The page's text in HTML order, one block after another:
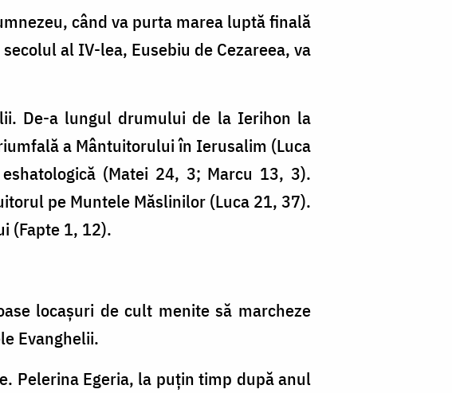
când va purta marea luptă finală
al IV-lea, Eusebiu de Cezareea, va
De-a lungul drumului de la Ierihon la
a Mântuitorului în Ierusalim (Luca
(Matei 24, 3; Marcu 13, 3).
pe Muntele Măslinilor (Luca 21, 37).
(Fapte 1, 12).
locaşuri de cult menite să marcheze
Evanghelii.
Pelerina Egeria, la puţin timp după anul